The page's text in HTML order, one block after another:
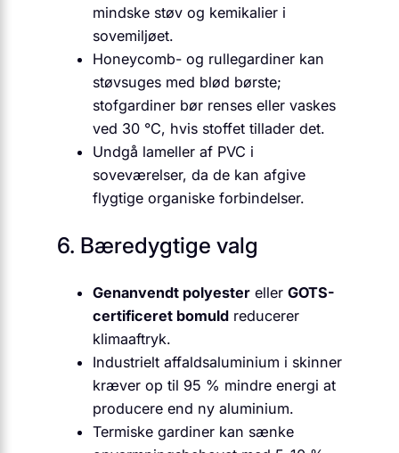
mindske støv og kemikalier i
sovemiljøet.
Honeycomb- og rullegardiner kan
støvsuges med blød børste;
stofgardiner bør renses eller vaskes
ved 30 °C, hvis stoffet tillader det.
Undgå lameller af PVC i
soveværelser, da de kan afgive
flygtige organiske forbindelser.
6. Bæredygtige valg
Genanvendt polyester eller GOTS-
certificeret bomuld reducerer
klimaaftryk.
Industrielt affaldsaluminium i skinner
kræver op til 95 % mindre energi at
producere end ny aluminium.
Termiske gardiner kan sænke